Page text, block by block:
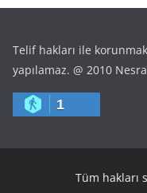
Telif hakları ile
yapılamaz. @ 2010
1
Tüm hakları